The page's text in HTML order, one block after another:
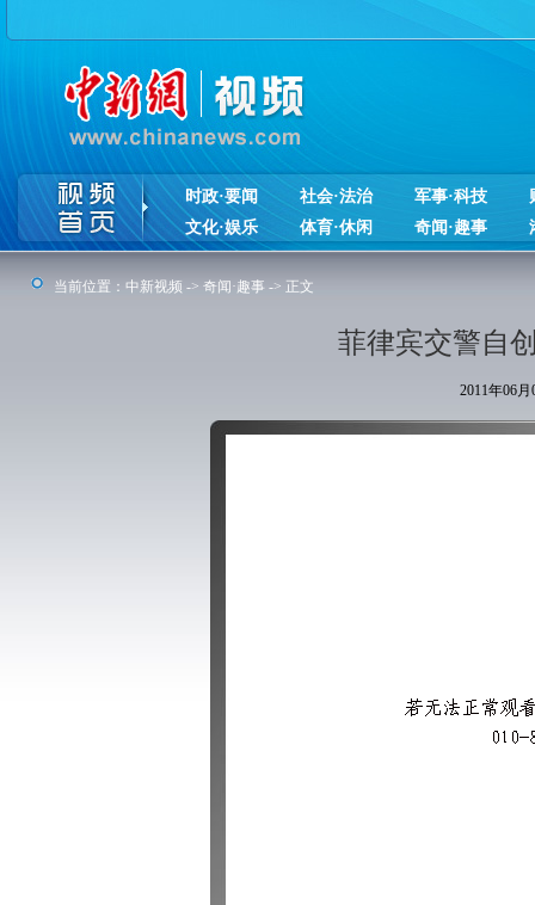
时政·要闻 社会·法治 军事·科技
文化·娱乐
体育·休闲 奇闻·趣事
当前位置： 中新视频 -> 奇闻·趣事 -> 正文
菲律宾交警自
2011年06